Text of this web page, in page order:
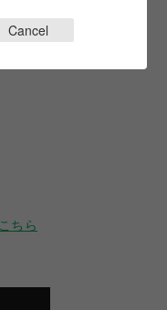
こちら
Cancel